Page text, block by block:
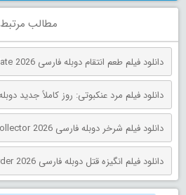
مطالب مرتبط
دانلود فیلم طعم انتقام دوبله فارسی One Spoon of Chocolate 2026
دانلود فیلم شرخر دوبله فارسی The Debt Collector 2026
دانلود فیلم انگیزه قتل دوبله فارسی M4M: Motive for Murder 2026